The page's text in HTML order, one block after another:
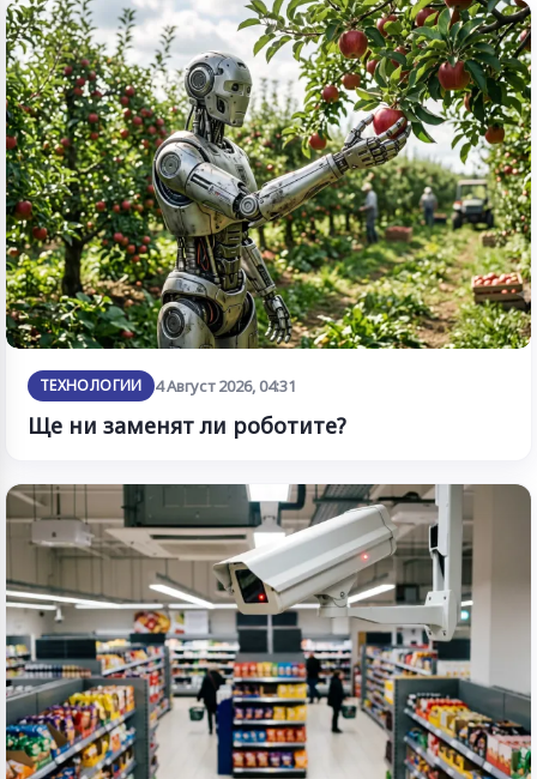
ТЕХНОЛОГИИ 4 Август 2026, 04:31
Ще ни заменят ли роботите?